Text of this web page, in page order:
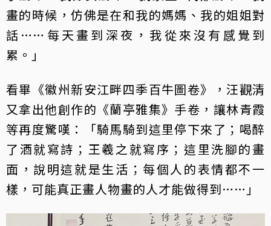
畫的時候，仿佛是在和我的媽媽、我的姐姐對
話……每天畫到深夜，我從來沒有感覺到
累。」
看畢《徽州新安江畔四季百牛圖卷》，汪觀清
又拿出他創作的《蘭亭雅集》手卷，讓林青霞
等再度驚嘆：「騎馬騎到這里停下來了；喝醉
了酒就寫詩；王羲之就寫序；這里洗腳的畫
面，說明這就是生活；每個人的表情都不一
樣，可能真正畫人物畫的人才能做得到……」